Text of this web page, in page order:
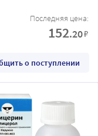
Последняя цена:
152.20₽
о поступлении